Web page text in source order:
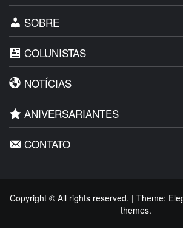
SOBRE
COLUNISTAS
NOTÍCIAS
ANIVERSARIANTES
CONTATO
Copyright © All rights reserved. | Theme:
themes.